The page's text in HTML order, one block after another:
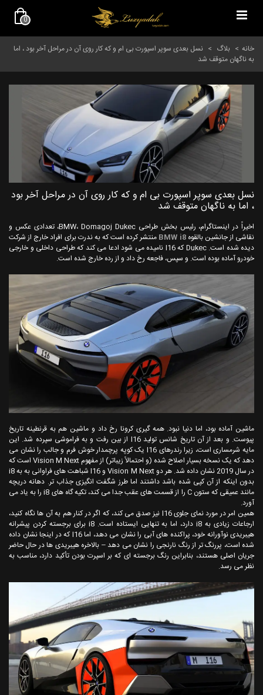
0
خانه > بلاگ > نسل بعدی سوپر اسپورت بی ام و که کار روی آن در مراحل آخر بود ، اما
به ناگهان متوقف شد
نسل بعدی سوپر اسپورت بی ام و که کار روی آن در مراحل آخر بود
، اما به ناگهان متوقف شد
اخیراً در اینستاگرام، رئیس بخش طراحی BMW، Domagoj Dukec، تعدادی عکس و
نقاشی از جانشین بالقوهBMW i8 منتشر کرده است که به ندرت برای افراد خارج از شرکت
دیده شده است. Dukec که I16 نامیده می شود ادعا می کند که طراحی داخلی و خارجی
خودرو آماده بوده است. و سپس، فاجعه رخ داد و از رده خارج شده است.
ماشین آماده بود، اما دنیا نبود. همه گیری کرونا رخ داد و ماشین هم به قرنطینه تاریخ
پیوست. و بعد از آن تاریخ شانس تولید I16 از بین رفت و به فراموشی سپرده شد. این
مایه شرمساری است، زیرا رندرهای I16 یک کوپه پرچمدار خوش فرم و جالب را نشان می
دهد که یک نسخه بسیار اصلاح شده (و احتمالاً زیباتر) از مفهوم Vision M Next است که
در سال 2019 نشان داده شد. هر دو Vision M Next و I16 شباهت های فراوانی به به i8
بدون اینکه از آن کپی شده باشد داشتند اما طرز شگفت انگیزی جذاب تر. دهانه دریچه
مانند عمیقی که ستون C را از قسمت های عقب جدا می کند، تکیه گاه های i8 را به یاد می
آورد.
همین امر در مورد نمای جلوی I16 نیز صدق می کند، که اگر در کنار هم به آن ها نگاه کنید،
ارجاعات زیادی به i8 دارد، اما به تنهایی ایستاده است. i8 برای برجسته کردن پیشرانه
هیبریدی نوآورانه خود، پراکنده های آبی را نشان می دهد، اما I16 که در اینجا نشان داده
شده است، پررنگ تر از رنگ نارنجی را نشان می دهد – بالاخره هیبریدی ها در حال حاضر
جریان اصلی هستند، بنابراین رنگ برجسته ای که بر اسپرت بودن تأکید دارد، مناسب به
نظر می رسد.